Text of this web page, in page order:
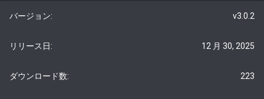
v3.0.2
12 月 30, 2025
223